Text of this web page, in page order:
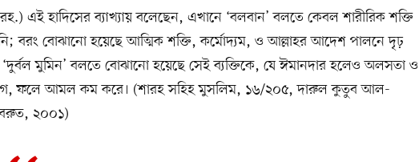
এই হাদিসের ব্যাখ্যায় বলেছেন, এখানে ‘বলবান’ বলতে কেবল শারীরিক শক্তি
বরং বোঝানো হয়েছে আত্মিক শক্তি, কর্মোদ্যম, ও আল্লাহর আদেশ পালনে দৃঢ়
মুমিন’ বলতে বোঝানো হয়েছে সেই ব্যক্তিকে, যে ঈমানদার হলেও অলসতা ও
ফলে আমল কম করে। (শারহ সহিহ মুসলিম, ১৬/২০৫, দারুল কুতুব আল-
২০০১)